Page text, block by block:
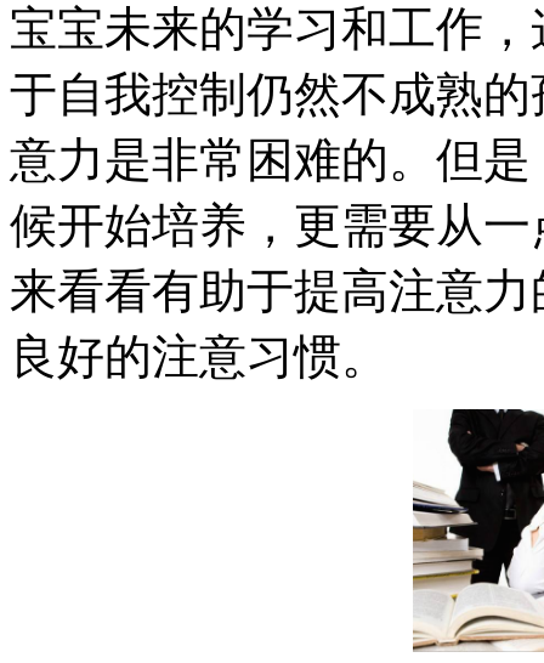
宝宝未来的学习和工作
于自我控制仍然不成熟
意力是非常困难的。但
候开始培养，更需要从
来看看有助于提高注意
良好的注意习惯。